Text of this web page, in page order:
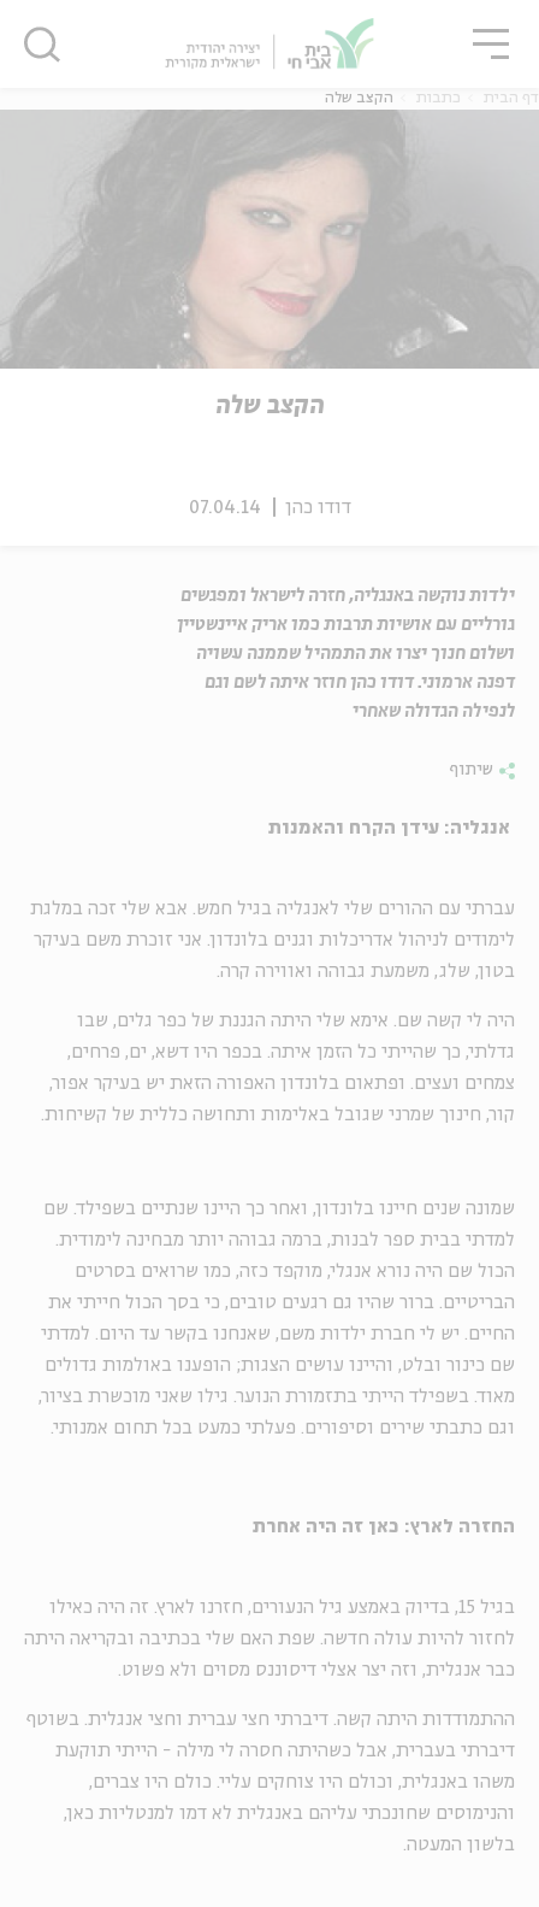
אנגלית
דף הבית כתבות הקצב שלה
הקצב שלה
דודו כהן 07.04.14
ילדות נוקשה באנגליה, חזרה לישראל ומפגשים
גורליים עם אושיות תרבות כמו אריק איינשטיין
ושלום חנוך יצרו את התמהיל שממנה עשויה
דפנה ארמוני. דודו כהן חוזר איתה לשם וגם
לנפילה הגדולה שאחרי
שיתוף
אנגליה: עידן הקרח והאמנות
עברתי עם ההורים שלי לאנגליה בגיל חמש. אבא שלי זכה במלגת
לימודים לניהול אדריכלות וגנים בלונדון. אני זוכרת משם בעיקר
בטון, שלג, משמעת גבוהה ואווירה קרה.
היה לי קשה שם. אימא שלי היתה הגננת של כפר גלים, שבו
גדלתי, כך שהייתי כל הזמן איתה. בכפר היו דשא, ים, פרחים,
צמחים ועצים. ופתאום בלונדון האפורה הזאת יש בעיקר אפור,
קור, חינוך שמרני שגובל באלימות ותחושה כללית של קשיחות.
שמונה שנים חיינו בלונדון, ואחר כך היינו שנתיים בשפילד. שם
למדתי בבית ספר לבנות, ברמה גבוהה יותר מבחינה לימודית.
הכול שם היה נורא אנגלי, מוקפד כזה, כמו שרואים בסרטים
הבריטיים. ברור שהיו גם רגעים טובים, כי בסך הכול חייתי את
החיים. יש לי חברת ילדות משם, שאנחנו בקשר עד היום. למדתי
שם כינור ובלט, והיינו עושים הצגות; הופענו באולמות גדולים
מאוד. בשפילד הייתי בתזמורת הנוער. גילו שאני מוכשרת בציור,
וגם כתבתי שירים וסיפורים. פעלתי כמעט בכל תחום אמנותי.
החזרה לארץ: כאן זה היה אחרת
בגיל 15, בדיוק באמצע גיל הנעורים, חזרנו לארץ. זה היה כאילו
לחזור להיות עולה חדשה. שפת האם שלי בכתיבה ובקריאה היתה
כבר אנגלית, וזה יצר אצלי דיסוננס מסוים ולא פשוט.
ההתמודדות היתה קשה. דיברתי חצי עברית וחצי אנגלית. בשוטף
דיברתי בעברית, אבל כשהיתה חסרה לי מילה - הייתי תוקעת
משהו באנגלית, וכולם היו צוחקים עליי. כולם היו צברים,
והנימוסים שחונכתי עליהם באנגלית לא דמו למנטליות כאן,
בלשון המעטה.
סגור